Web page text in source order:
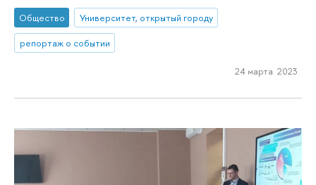
Общество
Университет, открытый городу
репортаж о событии
24 марта 2023